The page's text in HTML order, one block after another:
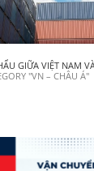
GIỮA VIỆT NAM
"VN – CHÂU Á"